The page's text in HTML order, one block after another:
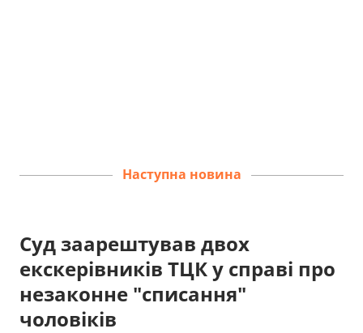
Наступна новина
Суд заарештував двох
екскерівників ТЦК у справі про
незаконне "списання"
чоловіків